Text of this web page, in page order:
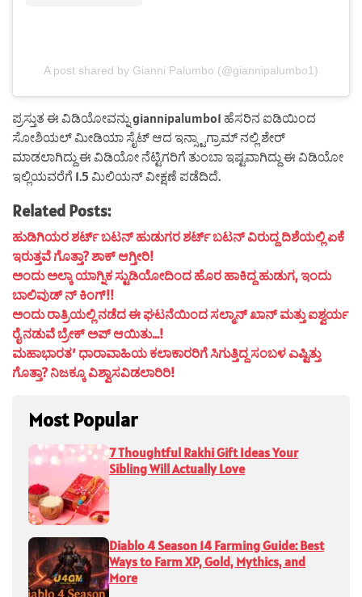
A post shared by Gianni Palumbo (@giannipalumbo1)
ಪ್ರಸ್ತುತ ಈ ವಿಡಿಯೋವನ್ನು giannipalumbo1 ಹೆಸರಿನ ಐಡಿಯಿಂದ
ಸೋಶಿಯಲ್ ಮೀಡಿಯಾ ಸೈಟ್ ಆದ ಇನ್ಸ್ಟಾಗ್ರಾಮ್ ನಲ್ಲಿ ಶೇರ್
ಮಾಡಲಾಗಿದ್ದು ಈ ವಿಡಿಯೋ ನೆಟ್ಟಿಗರಿಗೆ ತುಂಬಾ ಇಷ್ಟವಾಗಿದ್ದು ಈ ವಿಡಿಯೋ
ಇಲ್ಲಿಯವರೆಗೆ 1.5 ಮಿಲಿಯನ್ ವೀಕ್ಷಣೆ ಪಡೆದಿದೆ.
Related Posts:
ಹುಡಿಗಿಯರ ಶರ್ಟ್ ಬಟನ್ ಹುಡುಗರ ಶರ್ಟ್ ಬಟನ್ ವಿರುದ್ದ ದಿಶೆಯಲ್ಲಿ ಏಕೆ
ಇರುತ್ತವೆ ಗೊತ್ತಾ? ಶಾಕ್ ಆಗ್ತೀರಿ!
ಅಂದು ಅಲ್ಕಾ ಯಾಗ್ನಿಕ ಸ್ಟುಡಿಯೋದಿಂದ ಹೊರ ಹಾಕಿದ್ದ ಹುಡುಗ, ಇಂದು
ಬಾಲಿವುಡ್ ನ್ ಕಿಂಗ್!!
ಅಂದು ರಾತ್ರಿಯಲ್ಲಿ ನಡೆದ ಈ ಘಟನೆಯಿಂದ ಸಲ್ಮಾನ್ ಖಾನ್ ಮತ್ತು ಐಶ್ವರ್ಯ
ರೈ ನಡುವೆ ಬ್ರೇಕ್ ಅಪ್ ಆಯಿತು…!
ಮಹಾಭಾರತ’ ಧಾರಾವಾಹಿಯ ಕಲಾಕಾರರಿಗೆ ಸಿಗುತ್ತಿದ್ದ ಸಂಬಳ ಎಷ್ಟಿತ್ತು
ಗೊತ್ತಾ? ನಿಜಕ್ಕೂ ವಿಶ್ವಾಸವಿಡಲಾರಿರಿ!
Most Popular
7 Thoughtful Rakhi Gift Ideas Your
Sibling Will Actually Love
Diablo 4 Season 14 Farming Guide: Best
Ways to Farm XP, Gold, Mythics, and
More